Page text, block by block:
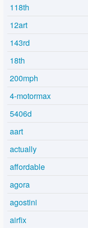
118th
12art
143rd
18th
200mph
4-motormax
5406d
aart
actually
affordable
agora
agostini
airfix